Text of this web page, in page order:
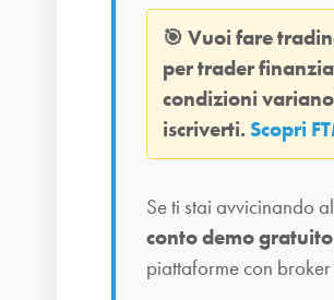
🎯 Vuoi fare
per trader
condizioni
iscriverti. Scopri
Se ti stai avvicinando al
conto demo gratuito
piattaforme con